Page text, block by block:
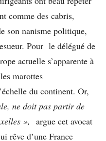
comme des cabris,
son nanisme politique,
Pour le délégué de
actuelle s’apparente à
marottes
du continent. Or,
ne doit pas partir de
», argue cet avocat
rêve d’une France